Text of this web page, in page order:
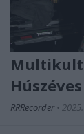
RRRecorder •